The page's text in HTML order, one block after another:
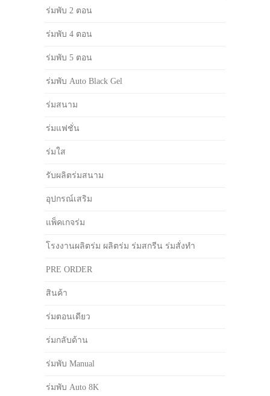
ร่มพับ 2 ตอน
ร่มพับ 4 ตอน
ร่มพับ 5 ตอน
ร่มพับ Auto Black Gel
ร่มสนาม
ร่มแฟชั่น
ร่มใส
รับผลิตร่มสนาม
อุปกรณ์เสริม
แพ็คเกจร่ม
โรงงานผลิตร่ม ผลิตร่ม ร่มสกรีน ร่มสั่งทำ
PRE ORDER
สินค้า
ร่มตอนเดียว
ร่มกลับด้าน
ร่มพับ Manual
ร่มพับ Auto 8K